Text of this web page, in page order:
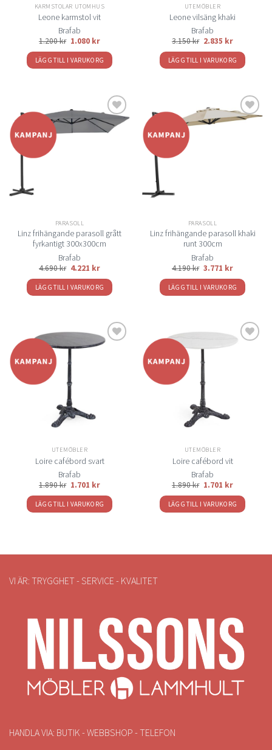
KARMSTOLAR UTOMHUS
Leone karmstol vit
Brafab
1.200kr 1.080 kr
LÄGG TILL I VARUKORG
UTEMÖBLER
Leone vilsäng khaki
Brafab
3.150kr 2.835 kr
LÄGG TILL I VARUKORG
PARASOLL
Linz frihängande parasoll grått
fyrkantigt 300x300cm
Brafab
4.690kr 4.221 kr
LÄGG TILL I VARUKORG
PARASOLL
Linz frihängande parasoll khaki
runt 300cm
Brafab
4.190kr 3.771 kr
LÄGG TILL I VARUKORG
UTEMÖBLER
Loire cafébord svart
Brafab
1.890kr 1.701 kr
LÄGG TILL I VARUKORG
UTEMÖBLER
Loire cafébord vit
Brafab
1.890kr 1.701 kr
LÄGG TILL I VARUKORG
VI ÄR: TRYGGHET - SERVICE - KVALITET
HANDLA VIA: BUTIK - WEBBSHOP - TELEFON